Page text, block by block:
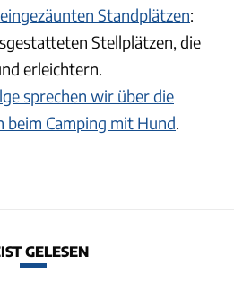
Standplätzen:
Stellplätzen, die
erleichtern.
sprechen wir über die
Camping mit Hund.
GELESEN